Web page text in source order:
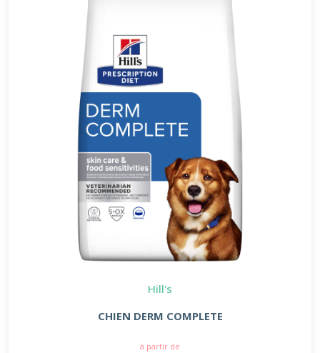
Hill's
CHIEN DERM COMPLETE
à partir de